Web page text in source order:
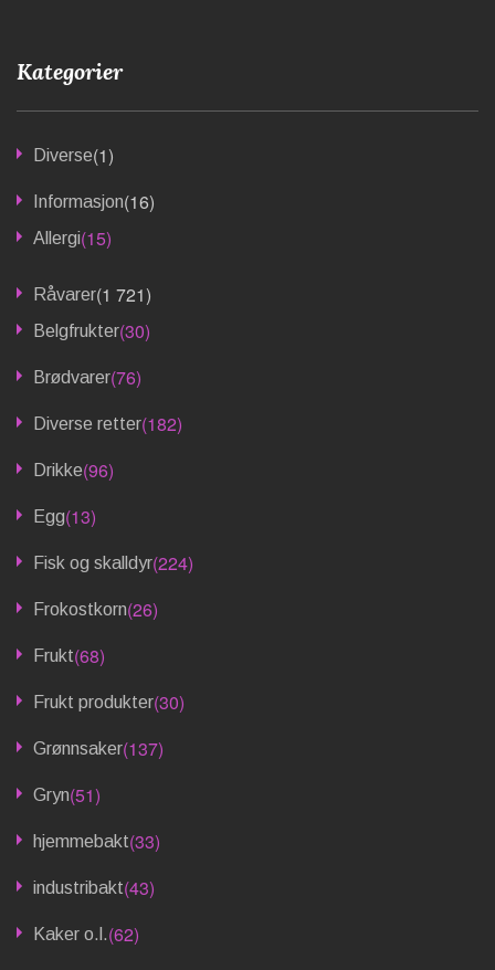
Kategorier
Diverse(1)
Informasjon(16)
Allergi(15)
Råvarer(1 721)
Belgfrukter(30)
Brødvarer(76)
Diverse retter(182)
Drikke(96)
Egg(13)
Fisk og skalldyr(224)
Frokostkorn(26)
Frukt(68)
Frukt produkter(30)
Grønnsaker(137)
Gryn(51)
hjemmebakt(33)
industribakt(43)
Kaker o.l.(62)